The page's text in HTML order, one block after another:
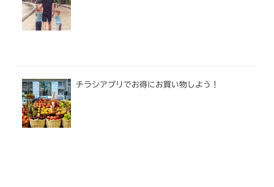
チラシアプリでお得にお買い物しよう！